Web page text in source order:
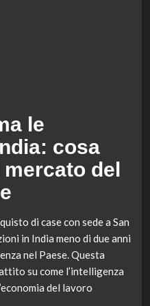
le
cosa
del
di case con sede a San
in India meno di due anni
nel Paese. Questa
su come l’intelligenza
del lavoro